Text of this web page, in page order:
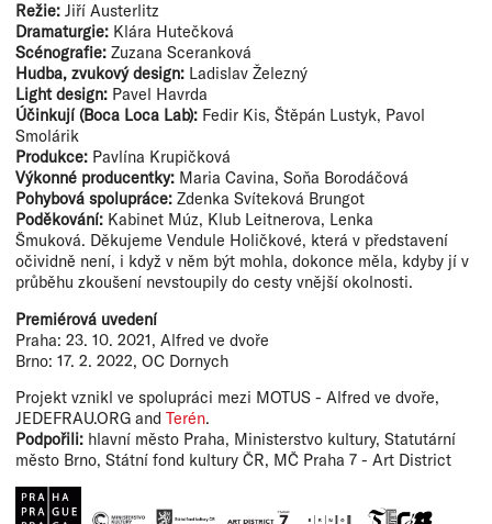
Režie: Jiří Austerlitz
Dramaturgie: Klára Hutečková
Scénografie: Zuzana Sceranková
Hudba, zvukový design: Ladislav Železný
Light design: Pavel Havrda
Účinkují (Boca Loca Lab): Fedir Kis, Štěpán Lustyk, Pavol
Smolárik
Produkce: Pavlína Krupičková
Výkonné producentky: Maria Cavina, Soňa Borodáčová
Pohybová spolupráce: Zdenka Svíteková Brungot
Poděkování: Kabinet Múz, Klub Leitnerova, Lenka
Šmuková. Děkujeme Vendule Holičkové, která v představení
očividně není, i když v něm být mohla, dokonce měla, kdyby jí v
průběhu zkoušení nevstoupily do cesty vnější okolnosti.
Premiérová uvedení
Praha: 23. 10. 2021, Alfred ve dvoře
Brno: 17. 2. 2022, OC Dornych
Projekt vznikl ve spolupráci mezi MOTUS - Alfred ve dvoře,
JEDEFRAU.ORG and Terén.
Podpořili: hlavní město Praha, Ministerstvo kultury, Statutární
město Brno, Státní fond kultury ČR, MČ Praha 7 - Art District